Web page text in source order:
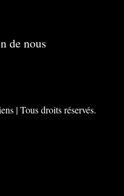
de nous
| Tous droits réservés.